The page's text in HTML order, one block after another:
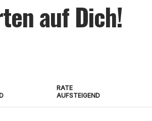
auf Dich!
RATE
AUFSTEIGEND